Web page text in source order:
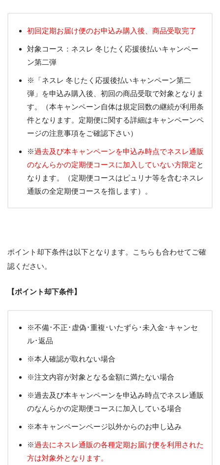
初回定期お届け便のお申込み購入後、商品受取完了
対象コース：ネスレ 冬じたく応援後払いキャンペー
ン第二弾
※「ネスレ 冬じたく応援後払いキャンペーン第二
弾」を申込み購入後、初回の商品受取で対象となりま
す。（本キャンペーン自体は規定回数の継続が利用条
件となります。定期便に関する詳細はキャンペーンペ
ージの注意事項をご確認下さい）
※過去及び本キャンペーンを申込み時点でネスレ通販
のなんらかの定期便コースに加入していない方限定と
なります。（定期便コースはピュリナ等を含むネスレ
通販の全定期便コースを指します）。
ポイント却下条件は以下となります。こちらも合わせてご確
認ください。
【ポイント却下条件】
※不備･不正･虚偽･重複･いたずら･未入金･キャンセ
ル･返品
※本人確認が取れない場合
※注文内容が対象となる金額に満たない場合
※過去及び本キャンペーンを申込み時点でネスレ通販
のなんらかの定期便コースに加入している場合
※本キャンペーンページ以外からのお申し込み
※過去にネスレ通販の各種定期お届け便を利用された
方は対象外となります。